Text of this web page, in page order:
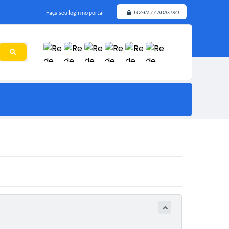
Faça seu login no portal LOGIN / CADASTRO